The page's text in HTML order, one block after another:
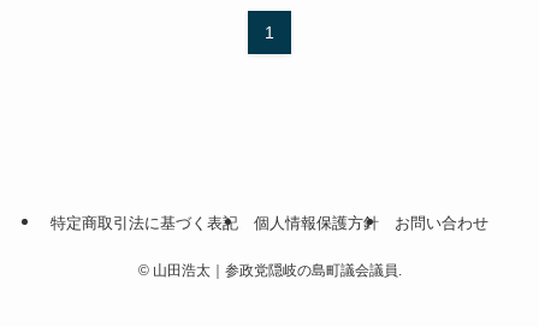
1
特定商取引法に基づく表記 個人情報保護方針 お問い合わせ
©山田浩太｜参政党隠岐の島町議会議員.